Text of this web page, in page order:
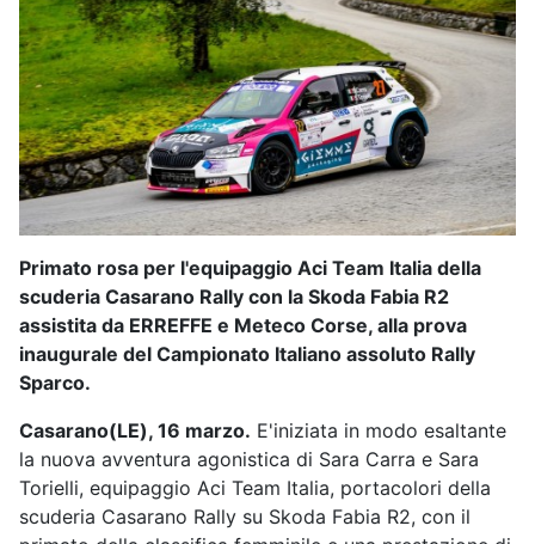
Primato rosa per l'equipaggio Aci Team Italia della
scuderia Casarano Rally con la Skoda Fabia R2
assistita da ERREFFE e Meteco Corse, alla prova
inaugurale del Campionato Italiano assoluto Rally
Sparco.
Casarano(LE), 16 marzo. E'iniziata in modo esaltante
la nuova avventura agonistica di Sara Carra e Sara
Torielli, equipaggio Aci Team Italia, portacolori della
scuderia Casarano Rally su Skoda Fabia R2, con il